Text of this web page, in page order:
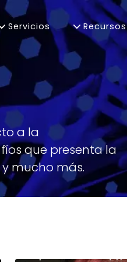
Servicios Recursos
Web y Apps Móviles
Digital
a la
que presenta la
mucho más.